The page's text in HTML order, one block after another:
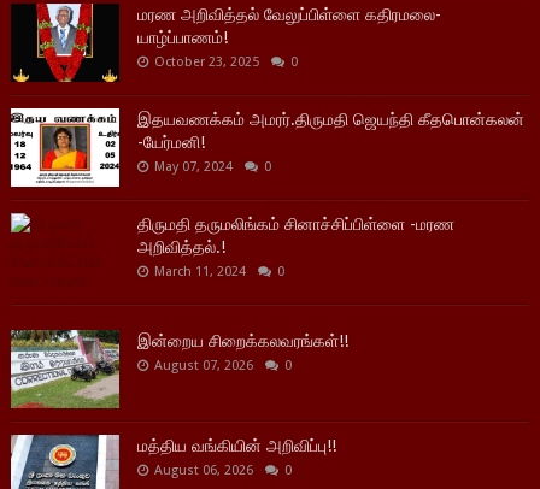
மரண அறிவித்தல் வேலுப்பிள்ளை கதிரமலை-
யாழ்ப்பாணம்!
October 23, 2025 0
இதயவணக்கம் அமரர்.திருமதி ஜெயந்தி கீதபொன்கலன்
-யேர்மனி!
May 07, 2024 0
திருமதி தருமலிங்கம் சினாச்சிப்பிள்ளை -மரண
அறிவித்தல்.!
March 11, 2024 0
இன்றைய சிறைக்கலவரங்கள்!!
August 07, 2026 0
மத்திய வங்கியின் அறிவிப்பு!!
August 06, 2026 0